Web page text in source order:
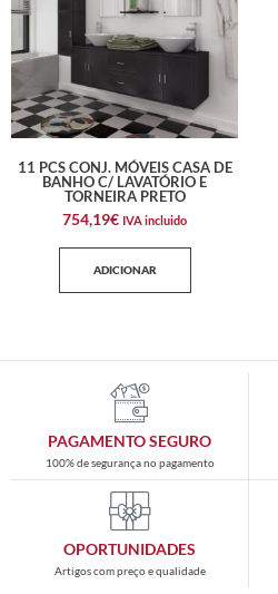
11 PCS CONJ. MÓVEIS CASA DE
BANHO C/ LAVATÓRIO E
TORNEIRA PRETO
754,19€ IVA incluido
ADICIONAR
PAGAMENTO SEGURO
100% de segurança no pagamento
OPORTUNIDADES
Artigos com preço e qualidade